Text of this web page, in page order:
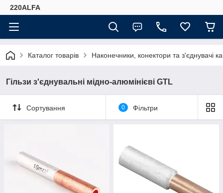
220ALFA
Каталог товарів Наконечники, конектори та з'єднувачі
Гільзи з'єднувальні мідно-алюмінієві GТL
Сортування 0 Фільтри